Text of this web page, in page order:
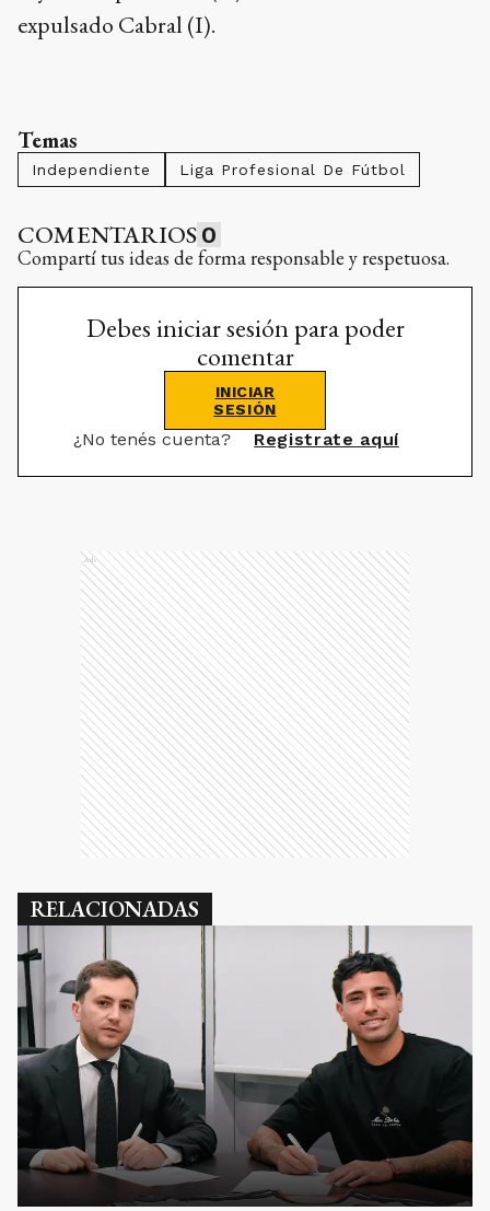
expulsado Cabral (I).
Temas
Independiente Liga Profesional De Fútbol
COMENTARIOS 0
Compartí tus ideas de forma responsable y respetuosa.
Debes iniciar sesión para poder
comentar
INICIAR
SESIÓN
¿No tenés cuenta? Registrate aquí
Ads
RELACIONADAS